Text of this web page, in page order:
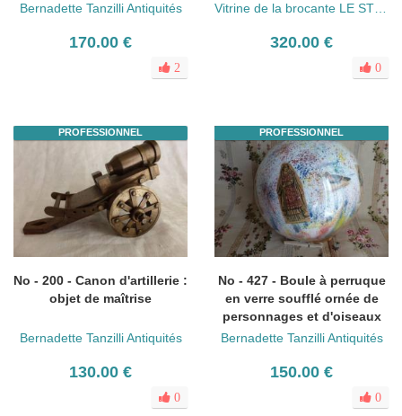
Bernadette Tanzilli Antiquités
170.00 €
2
Vitrine de la brocante LE STER
320.00 €
0
PROFESSIONNEL
No - 200 - Canon d'artillerie :
objet de maîtrise
Bernadette Tanzilli Antiquités
130.00 €
0
PROFESSIONNEL
No - 427 - Boule à perruque
en verre soufflé ornée de
personnages et d'oiseaux
Bernadette Tanzilli Antiquités
150.00 €
0